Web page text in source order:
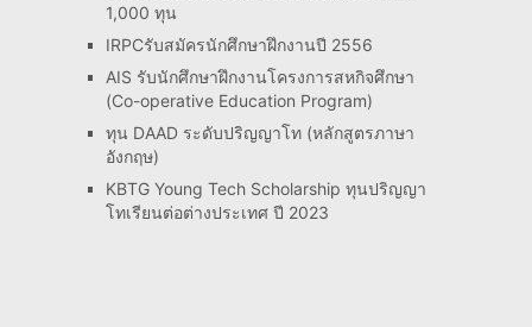
1,000 ทุน
IRPCรับสมัครนักศึกษาฝึกงานปี 2556
AIS รับนักศึกษาฝึกงานโครงการสหกิจศึกษา
(Co-operative Education Program)
ทุน DAAD ระดับปริญญาโท (หลักสูตรภาษา
อังกฤษ)
KBTG Young Tech Scholarship ทุนปริญญา
โทเรียนต่อต่างประเทศ ปี 2023